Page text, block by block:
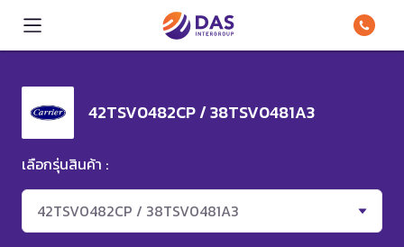
42TSV0482CP / 38TSV0481A3
เลือกรุ่นสินค้า :
42TSV0482CP / 38TSV0481A3